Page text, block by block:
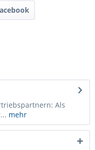
Als
mehr